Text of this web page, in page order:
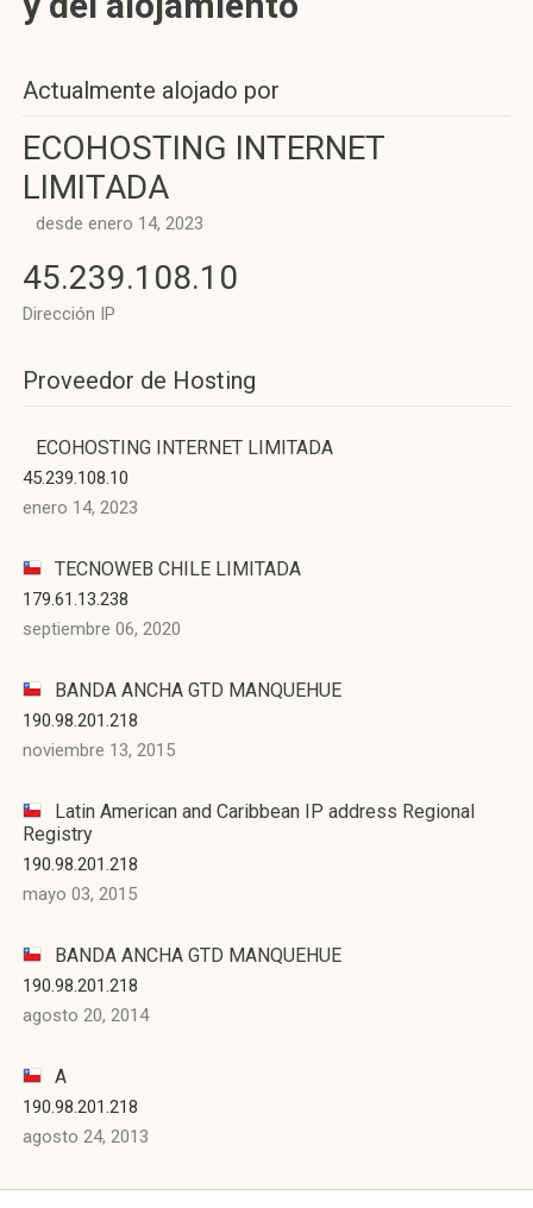
Actualmente alojado por
ECOHOSTING INTERNET
LIMITADA
desde enero 14, 2023
45.239.108.10
Dirección IP
Proveedor de Hosting
ECOHOSTING INTERNET LIMITADA
45.239.108.10
enero 14, 2023
TECNOWEB CHILE LIMITADA
179.61.13.238
septiembre 06, 2020
BANDA ANCHA GTD MANQUEHUE
190.98.201.218
noviembre 13, 2015
Latin American and Caribbean IP address Regional
Registry
190.98.201.218
mayo 03, 2015
BANDA ANCHA GTD MANQUEHUE
190.98.201.218
agosto 20, 2014
A
190.98.201.218
agosto 24, 2013